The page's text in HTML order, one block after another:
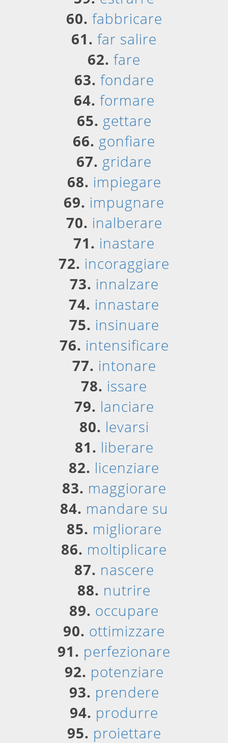
60. fabbricare
61. far salire
62. fare
63. fondare
64. formare
65. gettare
66. gonfiare
67. gridare
68. impiegare
69. impugnare
70. inalberare
71. inastare
72. incoraggiare
73. innalzare
74. innastare
75. insinuare
76. intensificare
77. intonare
78. issare
79. lanciare
80. levarsi
81. liberare
82. licenziare
83. maggiorare
84. mandare su
85. migliorare
86. moltiplicare
87. nascere
88. nutrire
89. occupare
90. ottimizzare
91. perfezionare
92. potenziare
93. prendere
94. produrre
95. proiettare